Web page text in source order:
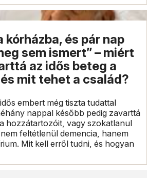
kórházba, és pár nap
sem ismert” – miért
az idős beteg a
mit tehet a család?
embert még tiszta tudattal
nappal később pedig zavarttá
hozzátartozóit, vagy szokatlanul
feltétlenül demencia, hanem
Mit kell erről tudni, és hogyan